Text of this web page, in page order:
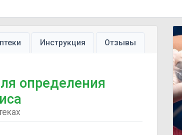
Инструкция Отзывы
определения